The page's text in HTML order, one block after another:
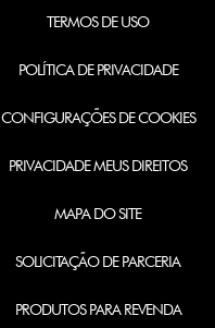
TERMOS DE USO
POLÍTICA DE PRIVACIDADE
CONFIGURAÇÕES DE COOKIES
PRIVACIDADE MEUS DIREITOS
MAPA DO SITE
SOLICITAÇÃO DE PARCERIA
PRODUTOS PARA REVENDA